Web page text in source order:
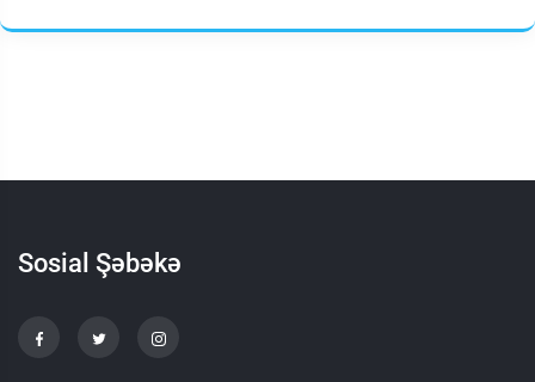
Sosial Şəbəkə